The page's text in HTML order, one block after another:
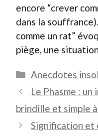
encore “crever
dans la
comme un rat”
piège, une
Catégories
Anecdotes
Le Phasme :
brindille et simple
Signification et